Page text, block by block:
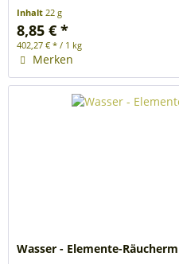
Inhalt22 g
8,85 € *
402,27 € * / 1 kg
Merken
Wasser - Elemente-